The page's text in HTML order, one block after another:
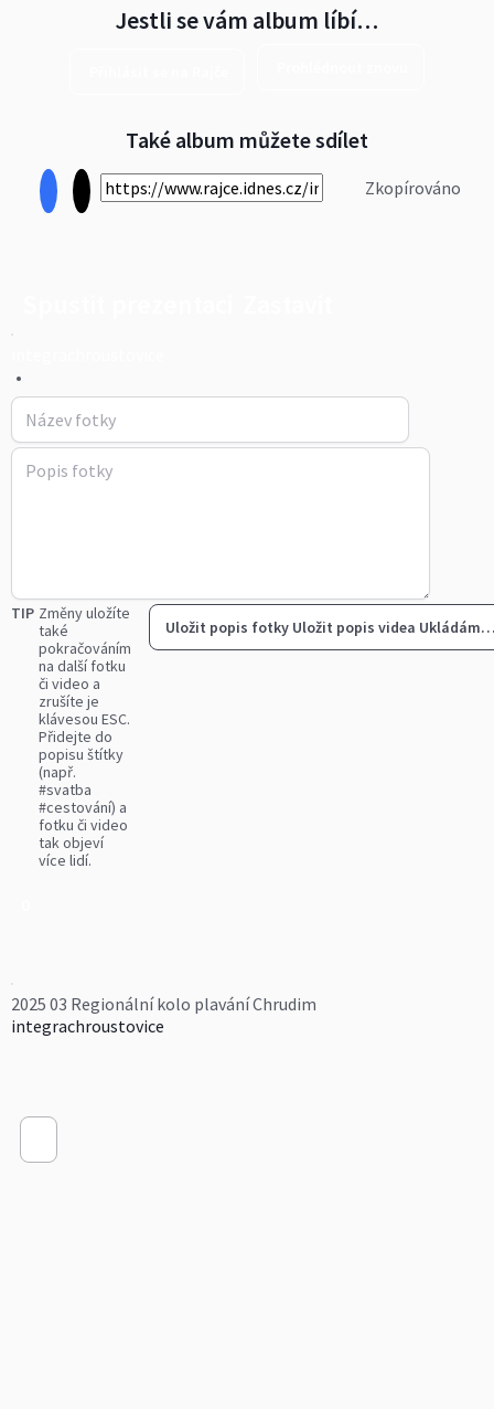
Jestli se vám album líbí…
Také album můžete sdílet
Zkopírováno
•
TIP Změny uložíte
také
pokračováním
na další fotku
či video a
zrušíte je
klávesou ESC.
Přidejte do
popisu štítky
(např.
#svatba
#cestování) a
fotku či video
tak objeví
více lidí.
Uložit popis fotky Uložit popis videa
2025 03 Regionální kolo plavání Chrudim
integrachroustovice